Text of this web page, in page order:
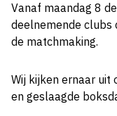
Vanaf maandag 8
deelnemende clubs
de matchmaking.
Wij kijken ernaar uit
en geslaagde